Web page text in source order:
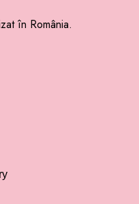
în România.